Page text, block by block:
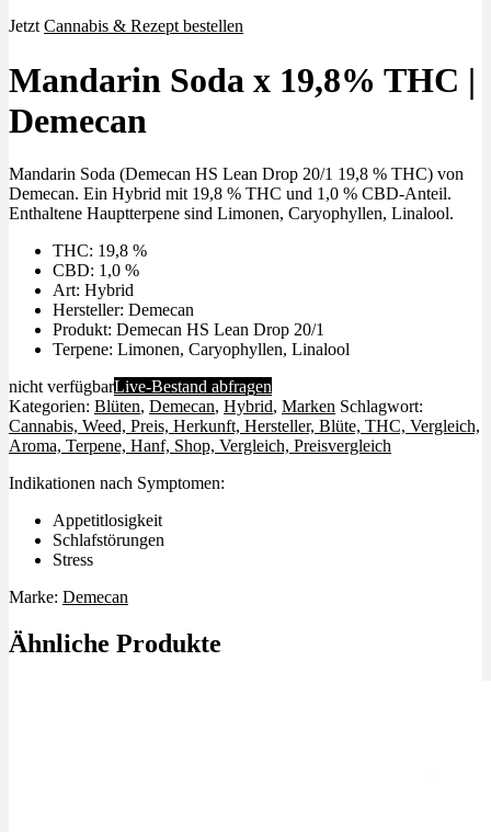
Jetzt Cannabis & Rezept bestellen
Mandarin Soda x 19,8% THC |
Demecan
Mandarin Soda (Demecan HS Lean Drop 20/1 19,8 % THC) von
Demecan. Ein Hybrid mit 19,8 % THC und 1,0 % CBD-Anteil.
Enthaltene Hauptterpene sind Limonen, Caryophyllen, Linalool.
THC: 19,8 %
CBD: 1,0 %
Art: Hybrid
Hersteller: Demecan
Produkt: Demecan HS Lean Drop 20/1
Terpene: Limonen, Caryophyllen, Linalool
nicht verfügbarLive-Bestand abfragen
Kategorien: Blüten, Demecan, Hybrid, Marken Schlagwort:
Cannabis, Weed, Preis, Herkunft, Hersteller, Blüte, THC, Vergleich,
Aroma, Terpene, Hanf, Shop, Vergleich, Preisvergleich
Indikationen nach Symptomen:
Appetitlosigkeit
Schlafstörungen
Stress
Marke: Demecan
Ähnliche Produkte